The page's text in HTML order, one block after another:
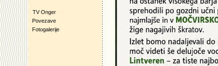
TV Onger
Povezave
Fotogalerije